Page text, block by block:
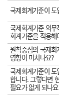
국제회계기준이 도
국제회계기준 의무
회계기준을 적용해
원칙중심의 국제회
영향이 미치나요?
국제회계기준이 도
합니다. 그렇다면
필요가 없게 되나요